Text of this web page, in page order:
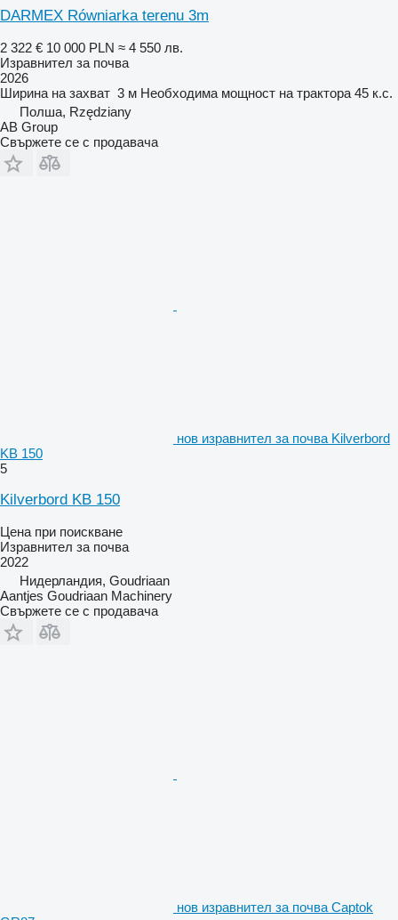
DARMEX Równiarka terenu 3m
2 322 € 10 000 PLN ≈ 4 550 лв.
Изравнител за почва
2026
Ширина на захват 3 м Необходима мощност на трактора 45 к.с.
Полша, Rzędziany
AB Group
Свържете се с продавача
нов изравнител за почва Kilverbord
KB 150
5
Kilverbord KB 150
Цена при поискване
Изравнител за почва
2022
Нидерландия, Goudriaan
Aantjes Goudriaan Machinery
Свържете се с продавача
нов изравнител за почва Captok